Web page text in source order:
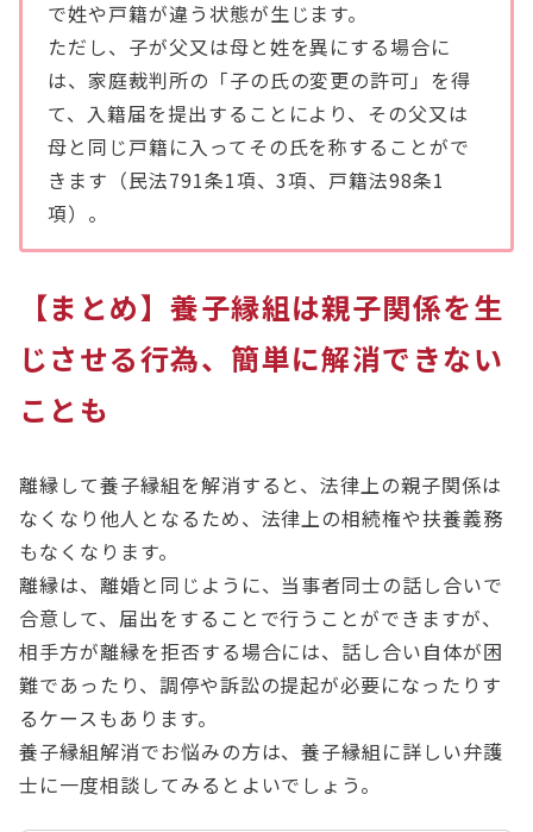
で姓や戸籍が違う状態が生じます。
ただし、子が父又は母と姓を異にする場合に
は、家庭裁判所の「子の氏の変更の許可」を得
て、入籍届を提出することにより、その父又は
母と同じ戸籍に入ってその氏を称することがで
きます（民法791条1項、3項、戸籍法98条1
項）。
【まとめ】養子縁組は親子関係を生
じさせる行為、簡単に解消できない
ことも
離縁して養子縁組を解消すると、法律上の親子関係は
なくなり他人となるため、法律上の相続権や扶養義務
もなくなります。
離縁は、離婚と同じように、当事者同士の話し合いで
合意して、届出をすることで行うことができますが、
相手方が離縁を拒否する場合には、話し合い自体が困
難であったり、調停や訴訟の提起が必要になったりす
るケースもあります。
養子縁組解消でお悩みの方は、養子縁組に詳しい弁護
士に一度相談してみるとよいでしょう。